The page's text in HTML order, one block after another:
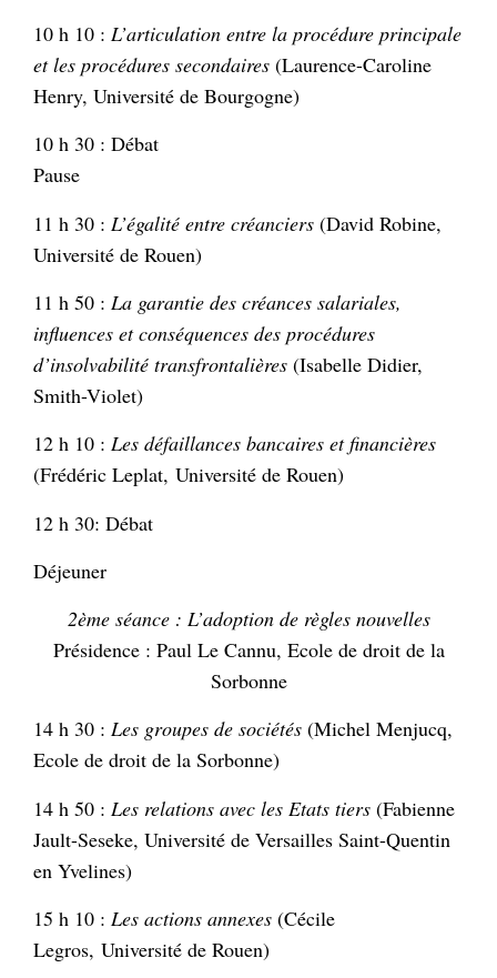
10 h 10 : L’articulation entre la procédure principale
et les procédures secondaires (Laurence-Caroline
Henry, Université de Bourgogne)
10 h 30 : Débat
Pause
11 h 30 : L’égalité entre créanciers (David Robine,
Université de Rouen)
11 h 50 : La garantie des créances salariales,
influences et conséquences des procédures
d’insolvabilité transfrontalières (Isabelle Didier,
Smith-Violet)
12 h 10 : Les défaillances bancaires et financières
(Frédéric Leplat, Université de Rouen)
12 h 30: Débat
Déjeuner
2ème séance : L’adoption de règles nouvelles
Présidence : Paul Le Cannu, Ecole de droit de la
Sorbonne
14 h 30 : Les groupes de sociétés (Michel Menjucq,
Ecole de droit de la Sorbonne)
14 h 50 : Les relations avec les Etats tiers (Fabienne
Jault-Seseke, Université de Versailles Saint-Quentin
en Yvelines)
15 h 10 : Les actions annexes (Cécile
Legros, Université de Rouen)